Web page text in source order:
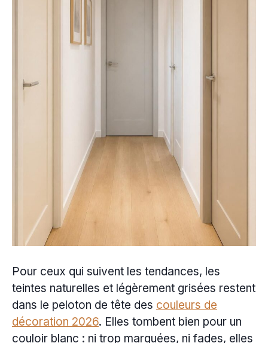
Pour ceux qui suivent les tendances, les
teintes naturelles et légèrement grisées restent
dans le peloton de tête des couleurs de
décoration 2026. Elles tombent bien pour un
couloir blanc : ni trop marquées, ni fades, elles